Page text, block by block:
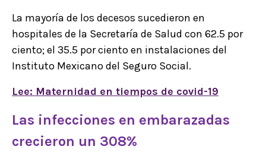
La mayoría de los decesos sucedieron en
hospitales de la Secretaría de Salud con 62.5 por
ciento; el 35.5 por ciento en instalaciones del
Instituto Mexicano del Seguro Social.
Lee: Maternidad en tiempos de covid-19
Las infecciones en embarazadas
crecieron un 308%